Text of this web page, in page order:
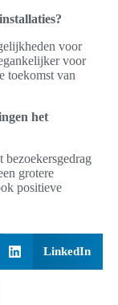
voor
voor
toekomst van
het
bezoekersgedrag
grotere
positieve
LinkedIn